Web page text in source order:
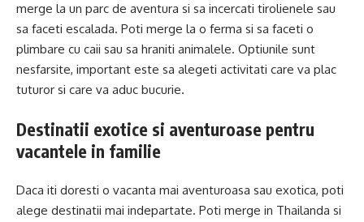
merge la un parc de aventura si sa incercati tirolienele sau
sa faceti escalada. Poti merge la o ferma si sa faceti o
plimbare cu caii sau sa hraniti animalele. Optiunile sunt
nesfarsite, important este sa alegeti activitati care va plac
tuturor si care va aduc bucurie.
Destinatii exotice si aventuroase pentru
vacantele in familie
Daca iti doresti o vacanta mai aventuroasa sau exotica, poti
alege destinatii mai indepartate. Poti merge in Thailanda si